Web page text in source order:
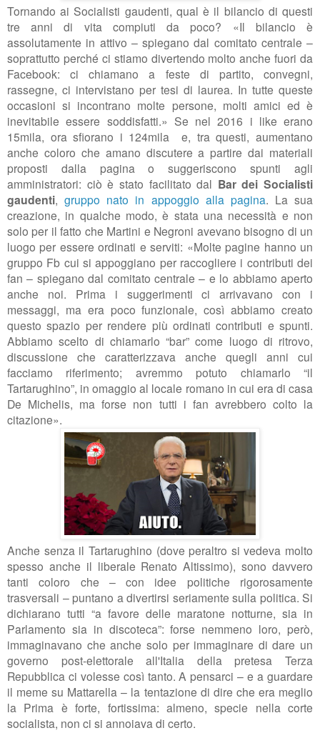
Tornando ai Socialisti gaudenti, qual è il bilancio di questi
tre anni di vita compiuti da poco? «Il bilancio è
assolutamente in attivo – spiegano dal comitato centrale –
soprattutto perché ci stiamo divertendo molto anche fuori da
Facebook: ci chiamano a feste di partito, convegni,
rassegne, ci intervistano per tesi di laurea. In tutte queste
occasioni si incontrano molte persone, molti amici ed è
inevitabile essere soddisfatti.» Se nel 2016 i like erano
15mila, ora sfiorano i 124mila e, tra questi, aumentano
anche coloro che amano discutere a partire dai materiali
proposti dalla pagina o suggeriscono spunti agli
amministratori: ciò è stato facilitato dal Bar dei Socialisti
gaudenti,gruppo nato in appoggio alla pagina. La sua
creazione, in qualche modo, è stata una necessità e non
solo per il fatto che Martini e Negroni avevano bisogno di un
luogo per essere ordinati e serviti: «Molte pagine hanno un
gruppo Fb cui si appoggiano per raccogliere i contributi dei
fan – spiegano dal comitato centrale – e lo abbiamo aperto
anche noi. Prima i suggerimenti ci arrivavano con i
messaggi, ma era poco funzionale, così abbiamo creato
questo spazio per rendere più ordinati contributi e spunti.
Abbiamo scelto di chiamarlo “bar” come luogo di ritrovo,
discussione che caratterizzava anche quegli anni cui
facciamo riferimento; avremmo potuto chiamarlo “il
Tartarughino”, in omaggio al locale romano in cui era di casa
De Michelis, ma forse non tutti i fan avrebbero colto la
citazione».
Anche senza il Tartarughino (dove peraltro si vedeva molto
spesso anche il liberale Renato Altissimo), sono davvero
tanti coloro che – con idee politiche rigorosamente
trasversali – puntano a divertirsi seriamente sulla politica. Si
dichiarano tutti “a favore delle maratone notturne, sia in
Parlamento sia in discoteca”: forse nemmeno loro, però,
immaginavano che anche solo per immaginare di dare un
governo post-elettorale all'Italia della pretesa Terza
Repubblica ci volesse così tanto. A pensarci– e a guardare
il meme su Mattarella– la tentazione di dire che era meglio
la Prima è forte, fortissima: almeno, specie nella corte
socialista, non ci si annoiava di certo.